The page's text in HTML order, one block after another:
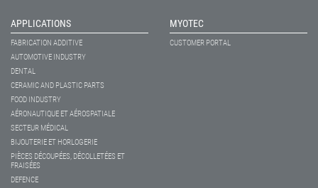
APPLICATIONS
FABRICATION ADDITIVE
AUTOMOTIVE INDUSTRY
DENTAL
CERAMIC AND PLASTIC PARTS
FOOD INDUSTRY
AÉRONAUTIQUE ET AÉROSPATIALE
SECTEUR MÉDICAL
BIJOUTERIE ET HORLOGERIE
PIÈCES DÉCOUPÉES, DÉCOLLETÉES ET
FRAISÉES
DEFENCE
MYOTEC
CUSTOMER PORTAL